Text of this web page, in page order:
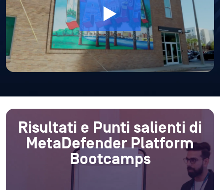
Risultati e Punti salienti di
MetaDefender Platform
Bootcamps